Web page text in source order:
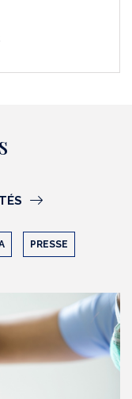
PRESSE